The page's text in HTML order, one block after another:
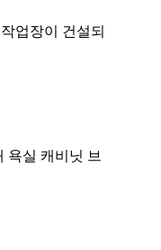
업장이 건설되
욕실 캐비닛 브